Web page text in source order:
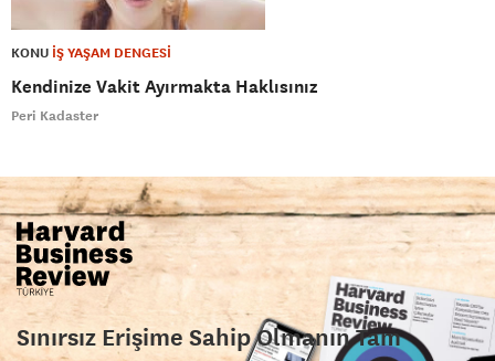
KONU İŞ YAŞAM DENGESİ
Kendinize Vakit Ayırmakta Haklısınız
Peri Kadaster
Sınırsız Erişime Sahip Olmanın Tam